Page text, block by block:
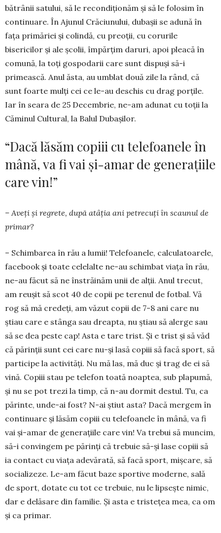
bătrânii satului, să le recondiționăm și să le folosim în
continuare. În Ajunul Crăciunului, dubașii se adună în
fața primăriei și colindă, cu preoții, cu corurile
bisericilor și ale școlii, împărțim daruri, apoi pleacă în
comună, la toți gospodarii care sunt dispuși să-i
primească. Anul ăsta, au umblat două zile la rând, că
sunt foarte mulți cei ce le-au deschis cu drag porțile.
Iar în seara de 25 Decembrie, ne-am adunat cu toții la
Căminul Cultural, la Balul Dubașilor.
“Dacă lăsăm copiii cu telefoanele în
mână, va fi vai și-amar de generațiile
care vin!”
– Aveți și regrete, după atâția ani petrecuți în scaunul de
primar?
– Schimbarea în rău a lumii! Telefoanele, cal­cu­latoarele,
facebook și toate celelalte ne-au schimbat viața în rău,
ne-au făcut să ne în­stră­­inăm unii de alții. Anul trecut,
am reușit să scot 40 de copii pe te­re­nul de fotbal. Vă
rog să mă cre­deți, am văzut copii de 7-8 ani care nu
știau care e stânga sau dreap­ta, nu știau să alerge sau
să se dea peste cap! Asta e tare trist. Și e trist și să văd
că părinții sunt cei care nu-și lasă copiii să facă sport, să
parti­cipe la activități. Nu mă las, mă duc și trag de ei să
vină. Copiii stau pe telefon toată noaptea, sub pla­pumă,
și nu se pot trezi la timp, că n-au dormit destul. Tu, ca
părin­te, unde-ai fost? N-ai știut asta? Dacă mergem în
con­tinuare și lăsăm copiii cu te­le­foanele în mână, va fi
vai și-amar de generațiile care vin! Va trebui să muncim,
să-i convingem pe părinți că trebuie să-și lase copiii să
ia contact cu viața adevărată, să facă sport, mișcare, să
sociali­ze­ze. Le-am făcut baze spor­tive moderne, sală
de sport, dotate cu tot ce trebuie, nu le lipsește nimic,
dar e delăsare din familie. Și asta e tristețea mea, ca om
și ca primar.